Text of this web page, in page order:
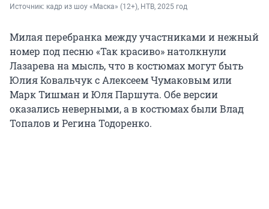
Источник: кадр из шоу «Маска» (12+), НТВ, 2025 год
Милая перебранка между участниками и нежный
номер под песню «Так красиво» натолкнули
Лазарева на мысль, что в костюмах могут быть
Юлия Ковальчук с Алексеем Чумаковым или
Марк Тишман и Юля Паршута. Обе версии
оказались неверными, а в костюмах были Влад
Топалов и Регина Тодоренко.